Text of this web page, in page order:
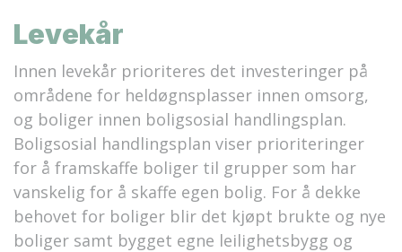
Levekår
Innen levekår prioriteres det investeringer på
områdene for heldøgnsplasser innen omsorg,
og boliger innen boligsosial handlingsplan.
Boligsosial handlingsplan viser prioriteringer
for å framskaffe boliger til grupper som har
vanskelig for å skaffe egen bolig. For å dekke
behovet for boliger blir det kjøpt brukte og nye
boliger samt bygget egne leilighetsbygg og